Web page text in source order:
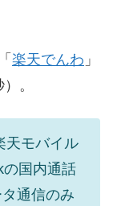
楽天でんわ 」
。
天モバイル
国内通話
通信のみ